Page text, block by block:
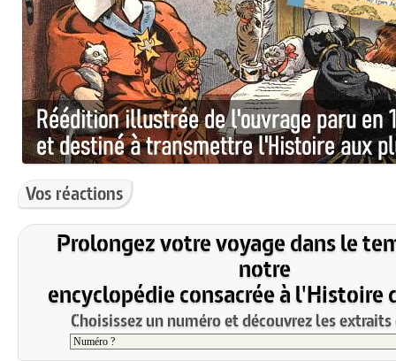
Vos réactions
Prolongez votre voyage dans le
notre
encyclopédie consacrée à l'Histoire
Choisissez un numéro et découvrez les